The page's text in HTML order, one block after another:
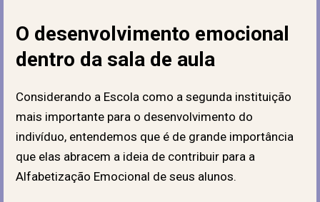
O desenvolvimento emocional
dentro da sala de aula
Considerando a Escola como a segunda instituição
mais importante para o desenvolvimento do
indivíduo, entendemos que é de grande importância
que elas abracem a ideia de contribuir para a
Alfabetização Emocional de seus alunos.